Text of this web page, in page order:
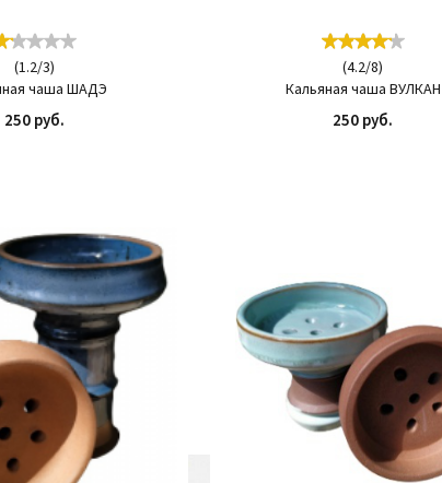
(1.2/3)
чаша ШАДЭ
250 руб.
(4.2/8)
Кальяная чаша ВУЛКАН
250 руб.